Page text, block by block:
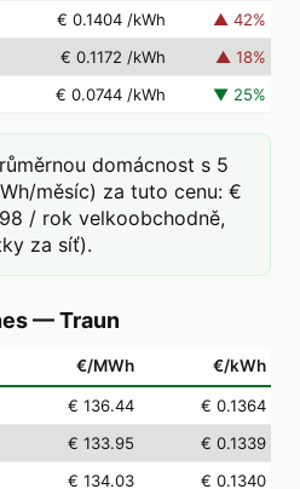
€ 0.1404 /kWh ▲ 42%
€ 0.1172 /kWh ▲ 18%
€ 0.0744 /kWh ▼ 25%
domácnost s 5
měsíc) za tuto cenu: €
/ rok velkoobchodně,
za síť).
—Traun
€/MWh €/kWh
€ 136.44
€ 0.1364
€ 133.95
€ 0.1339
€ 134.03
€ 0.1340